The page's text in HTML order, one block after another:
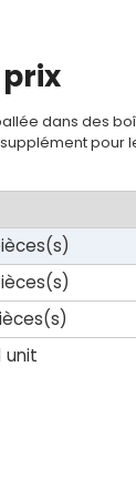
prix
dans des
pour
unit